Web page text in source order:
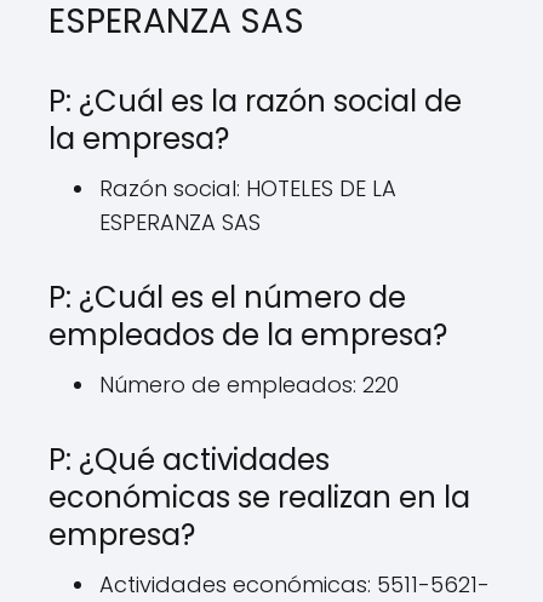
ESPERANZA SAS
P: ¿Cuál es la razón social de
la empresa?
Razón social: HOTELES DE LA
ESPERANZA SAS
P: ¿Cuál es el número de
empleados de la empresa?
Número de empleados: 220
P: ¿Qué actividades
económicas se realizan en la
empresa?
Actividades económicas: 5511-5621-